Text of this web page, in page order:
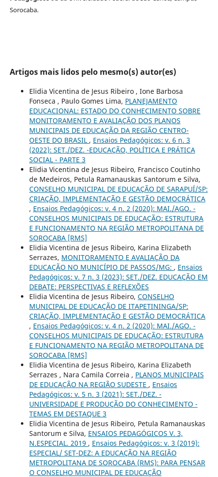
Sorocaba.
Artigos mais lidos pelo mesmo(s) autor(es)
Elidia Vicentina de Jesus Ribeiro , Ione Barbosa
Fonseca , Paulo Gomes Lima, PLANEJAMENTO
EDUCACIONAL: ESTADO DO CONHECIMENTO SOBRE
MONITORAMENTO E AVALIAÇÃO DOS PLANOS
MUNICIPAIS DE EDUCAÇÃO DA REGIÃO CENTRO-
OESTE DO BRASIL , Ensaios Pedagógicos: v. 6 n. 3
(2022): SET./DEZ. -EDUCAÇÃO, POLÍTICA E PRÁTICA
SOCIAL - PARTE 3
Elidia Vicentina de Jesus Ribeiro, Francisco Coutinho
de Medeiros, Petula Ramanauskas Santorum e Silva,
CONSELHO MUNICIPAL DE EDUCAÇÃO DE SARAPUÍ/SP:
CRIAÇÃO, IMPLEMENTAÇÃO E GESTÃO DEMOCRÁTICA
, Ensaios Pedagógicos: v. 4 n. 2 (2020): MAI./AGO. -
CONSELHOS MUNICIPAIS DE EDUCAÇÃO: ESTRUTURA
E FUNCIONAMENTO NA REGIÃO METROPOLITANA DE
SOROCABA [RMS]
Elidia Vicentina de Jesus Ribeiro, Karina Elizabeth
Serrazes, MONITORAMENTO E AVALIAÇÃO DA
EDUCAÇÃO NO MUNICÍPIO DE PASSOS/MG: , Ensaios
Pedagógicos: v. 7 n. 3 (2023): SET./DEZ. EDUCAÇÃO EM
DEBATE: PERSPECTIVAS E REFLEXÕES
Elidia Vicentina de Jesus Ribeiro, CONSELHO
MUNICIPAL DE EDUCAÇÃO DE ITAPETININGA/SP:
CRIAÇÃO, IMPLEMENTAÇÃO E GESTÃO DEMOCRÁTICA
, Ensaios Pedagógicos: v. 4 n. 2 (2020): MAI./AGO. -
CONSELHOS MUNICIPAIS DE EDUCAÇÃO: ESTRUTURA
E FUNCIONAMENTO NA REGIÃO METROPOLITANA DE
SOROCABA [RMS]
Elidia Vicentina de Jesus Ribeiro, Karina Elizabeth
Serrazes , Nara Camila Correia , PLANOS MUNICIPAIS
DE EDUCAÇÃO NA REGIÃO SUDESTE , Ensaios
Pedagógicos: v. 5 n. 3 (2021): SET./DEZ. -
UNIVERSIDADE E PRODUÇÃO DO CONHECIMENTO -
TEMAS EM DESTAQUE 3
Elidia Vicentina de Jesus Ribeiro, Petula Ramanauskas
Santorum e Silva, ENSAIOS PEDAGÓGICOS V. 3,
N.ESPECIAL. 2019 , Ensaios Pedagógicos: v. 3 (2019):
ESPECIAL/ SET-DEZ: A EDUCAÇÃO NA REGIÃO
METROPOLITANA DE SOROCABA (RMS): PARA PENSAR
O CONSELHO MUNICIPAL DE EDUCAÇÃO